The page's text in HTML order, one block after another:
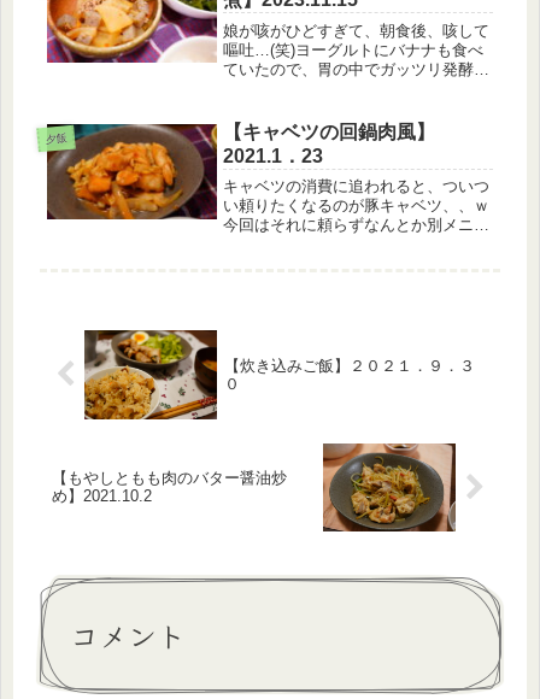
豚...
娘が咳がひどすぎて、朝食後、咳して
嘔吐…(笑)ヨーグルトにバナナも食べ
ていたので、胃の中でガッツリ発酵さ
んにゃくのピリ辛煮・もやしサラダ・
にらと豆腐のお味噌汁明け方も...
夕飯
【キャベツの回鍋肉風】
2021.1．23
キャベツの消費に追われると、ついつ
い頼りたくなるのが豚キャベツ、、ｗ
今回はそれに頼らずなんとか別メニュ
【炊き込みご飯】２０２１．９．３
０
【もやしともも肉のバター醤油炒
め】2021.10.2
コメント